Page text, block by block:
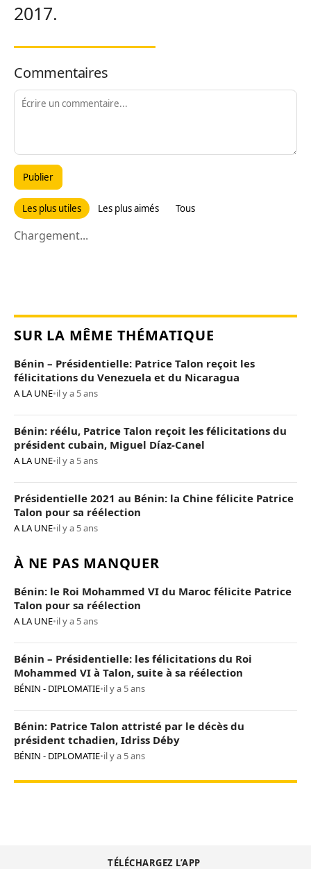
2017.
Commentaires
Publier
Les plus utiles Les plus aimés Tous
Chargement...
SUR LA MÊME THÉMATIQUE
Bénin – Présidentielle: Patrice Talon reçoit les
félicitations du Venezuela et du Nicaragua
A LA UNE•il y a 5 ans
Bénin: réélu, Patrice Talon reçoit les félicitations du
président cubain, Miguel Díaz-Canel
A LA UNE•il y a 5 ans
Présidentielle 2021 au Bénin: la Chine félicite Patrice
Talon pour sa réélection
A LA UNE•il y a 5 ans
À NE PAS MANQUER
Bénin: le Roi Mohammed VI du Maroc félicite Patrice
Talon pour sa réélection
A LA UNE•il y a 5 ans
Bénin – Présidentielle: les félicitations du Roi
Mohammed VI à Talon, suite à sa réélection
BÉNIN - DIPLOMATIE•il y a 5 ans
Bénin: Patrice Talon attristé par le décès du
président tchadien, Idriss Déby
BÉNIN - DIPLOMATIE•il y a 5 ans
TÉLÉCHARGEZ L’APP